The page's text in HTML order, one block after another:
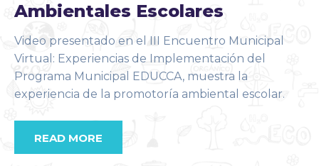
Ambientales Escolares
Video presentado en el III Encuentro Municipal
Virtual: Experiencias de Implementación del
Programa Municipal EDUCCA, muestra la
experiencia de la promotoría ambiental escolar.
READ MORE